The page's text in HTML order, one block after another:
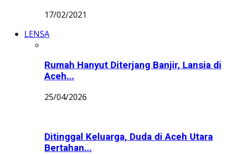
17/02/2021
LENSA
Rumah Hanyut Diterjang Banjir, Lansia di
Aceh...
25/04/2026
Ditinggal Keluarga, Duda di Aceh Utara
Bertahan...